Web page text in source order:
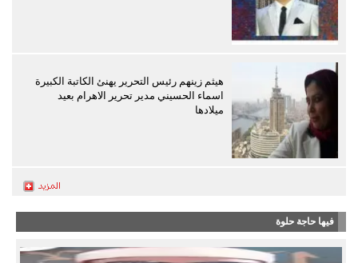
هيثم زينهم رئيس التحرير يهنئ الكاتبة الكبيرة
اسماء الحسيني مدير تحرير الاهرام بعيد
ميلادها
فيها حاجة حلوة